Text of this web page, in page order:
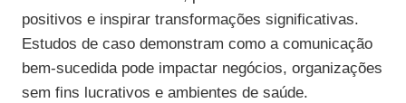
positivos e inspirar transformações significativas.
Estudos de caso demonstram como a comunicação
bem-sucedida pode impactar negócios, organizações
sem fins lucrativos e ambientes de saúde.